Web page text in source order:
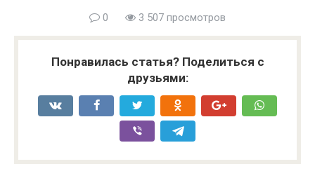
0 3 507 просмотров
Понравилась статья? Поделиться с
друзьями: